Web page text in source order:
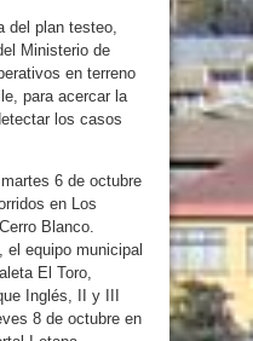
del plan testeo,
Ministerio de
en terreno
para acercar la
los casos
6 de octubre
en Los
Blanco.
equipo municipal
El Toro,
Inglés, II y III
8 de octubre en